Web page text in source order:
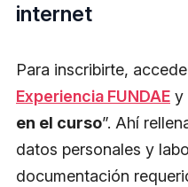
internet
Para inscribirte,
Experiencia FUNDAE y
en el curso”. Ahí
datos personales y
documentación